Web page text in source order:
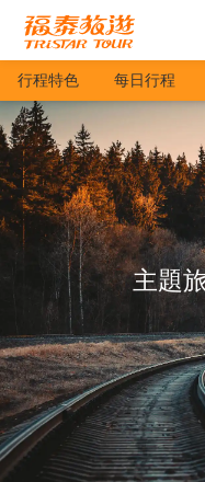
行程特色 每日行程
主題